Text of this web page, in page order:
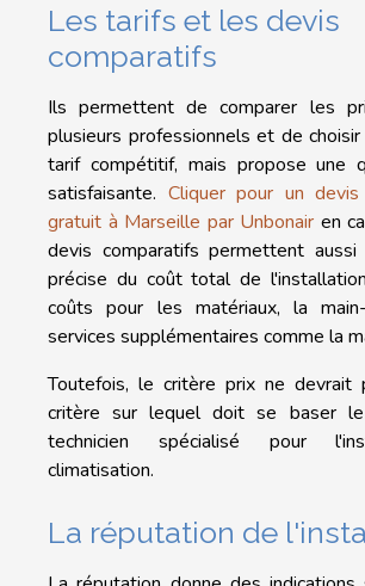
Les tarifs et les devis
comparatifs
Ils permettent de comparer les
plusieurs professionnels et de
tarif compétitif, mais propose une
satisfaisante. Cliquer pour un
gratuit à Marseille par Unbonair en
devis comparatifs permettent
précise du coût total de
coûts pour les matériaux, la
services supplémentaires comme la
Toutefois, le critère prix ne devrait
critère sur lequel doit se baser
technicien spécialisé pour
climatisation.
La réputation de